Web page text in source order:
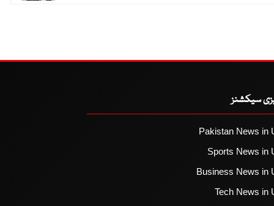
سیکشنز
Pakistan News in
Sports News in
Business News in
Tech News in